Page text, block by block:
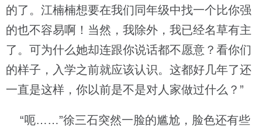
的了。江楠楠想要在我们同年级中找一个比你强
的也不容易啊！当然，我除外，我已经名草有主
了。可为什么她却连跟你说话都不愿意？看你们
的样子，入学之前就应该认识。这都好几年了还
一直是这样，你以前是不是对人家做过什么？”
“呃……”徐三石突然一脸的尴尬，脸色还有些